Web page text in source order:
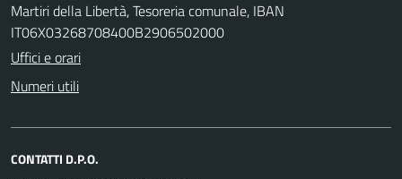
Martiri della Libertà, Tesoreria comunale, IBAN
IT06X03268708400B2906502000
Uffici e orari
Numeri utili
CONTATTI D.P.O.